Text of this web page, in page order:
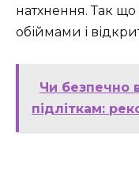
натхнення. Так
обіймами і
Чи безпечно
підліткам: